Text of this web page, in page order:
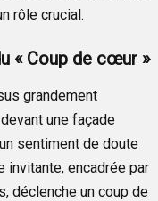
rôle crucial.
« Coup de cœur »
grandement
une façade
sentiment de doute
invitante, encadrée par
déclenche un coup de